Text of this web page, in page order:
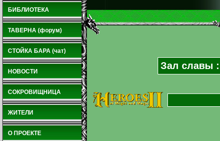
БИБЛИОТЕКА
ТАВЕРНА (форум)
СТОЙКА БАРА (чат)
НОВОСТИ
СОКРОВИЩНИЦА
ЖИТЕЛИ
О ПРОЕКТЕ
Зал славы